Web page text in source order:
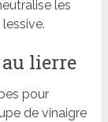
les
lierre
pour
de vinaigre